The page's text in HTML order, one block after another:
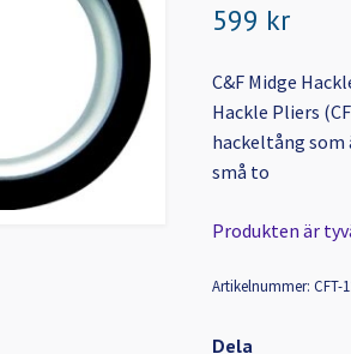
599 kr
C&F Midge
Hackle Pliers
hackeltång
små to
Produkten är
Artikelnummer: CFT-
Dela